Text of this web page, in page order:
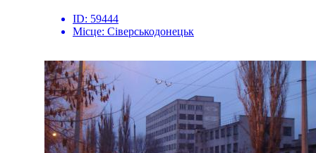
ID: 59444
Місце: Сіверськодонецьк